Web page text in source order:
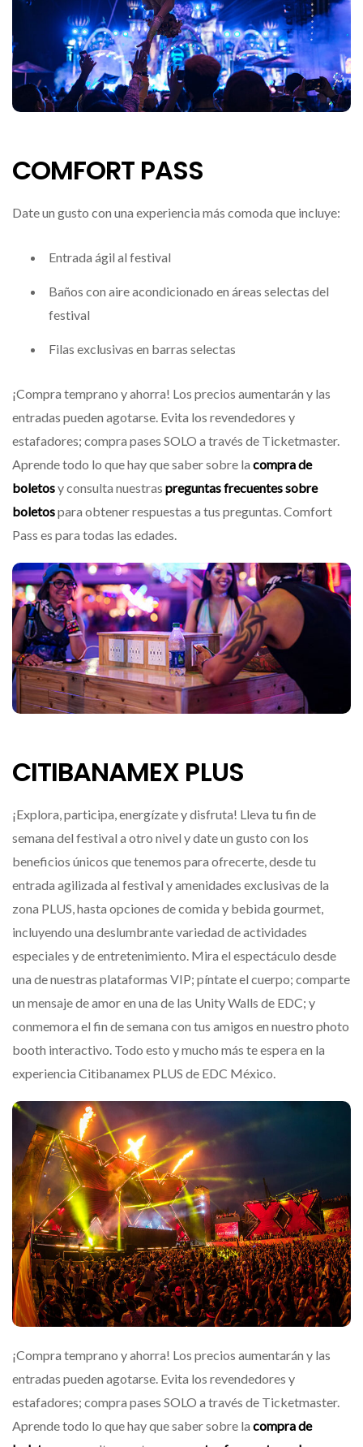
COMFORT PASS
Date un gusto con una experiencia más comoda que incluye:
Entrada ágil al festival
Baños con aire acondicionado en áreas selectas del
festival
Filas exclusivas en barras selectas
¡Compra temprano y ahorra! Los precios aumentarán y las
entradas pueden agotarse. Evita los revendedores y
estafadores; compra pases SOLO a través de Ticketmaster.
Aprende todo lo que hay que saber sobre la compra de
boletosy consulta nuestras preguntas frecuentes sobre
boletospara obtener respuestas a tus preguntas. Comfort
Pass es para todas las edades.
CITIBANAMEX PLUS
¡Explora, participa, energízate y disfruta! Lleva tu fin de
semana del festival a otro nivel y date un gusto con los
beneficios únicos que tenemos para ofrecerte, desde tu
entrada agilizada al festival y amenidades exclusivas de la
zona PLUS, hasta opciones de comida y bebida gourmet,
incluyendo una deslumbrante variedad de actividades
especiales y de entretenimiento. Mira el espectáculo desde
una de nuestras plataformas VIP; píntate el cuerpo; comparte
un mensaje de amor en una de las Unity Walls de EDC; y
conmemora el fin de semana con tus amigos en nuestro photo
booth interactivo. Todo esto y mucho más te espera en la
experiencia Citibanamex PLUS de EDC México.
¡Compra temprano y ahorra! Los precios aumentarán y las
entradas pueden agotarse. Evita los revendedores y
estafadores; compra pases SOLO a través de Ticketmaster.
Aprende todo lo que hay que saber sobre la compra de